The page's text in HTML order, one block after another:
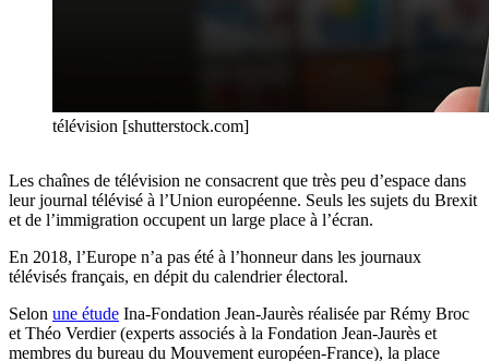
télévision [shutterstock.com]
Les chaînes de télévision ne consacrent que très peu d’espace dans
leur journal télévisé à l’Union européenne. Seuls les sujets du Brexit
et de l’immigration occupent un large place à l’écran.
En 2018, l’Europe n’a pas été à l’honneur dans les journaux
télévisés français, en dépit du calendrier électoral.
Selon une étude Ina-Fondation Jean-Jaurès réalisée par Rémy Broc
et Théo Verdier (experts associés à la Fondation Jean-Jaurès et
membres du bureau du Mouvement européen-France), la place